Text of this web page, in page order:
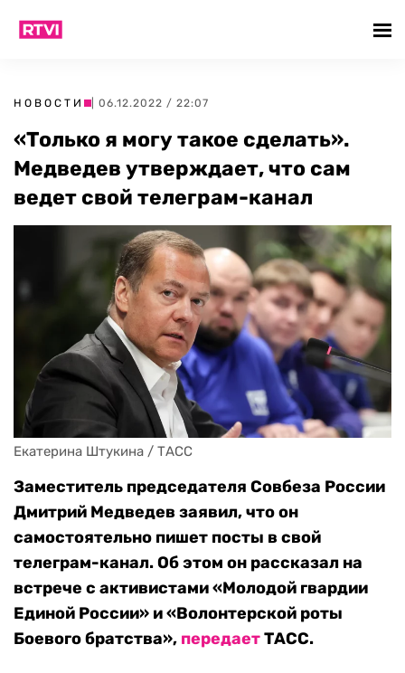
НОВОСТИ | 06.12.2022 / 22:07
«Только я могу такое сделать».
Медведев утверждает, что сам
ведет свой телеграм-канал
Екатерина Штукина / ТАСС
Заместитель председателя Совбеза России
Дмитрий Медведев заявил, что он
самостоятельно пишет посты в свой
телеграм-канал. Об этом он рассказал на
встрече с активистами «Молодой гвардии
Единой России» и «Волонтерской роты
Боевого братства», передаетТАСС.